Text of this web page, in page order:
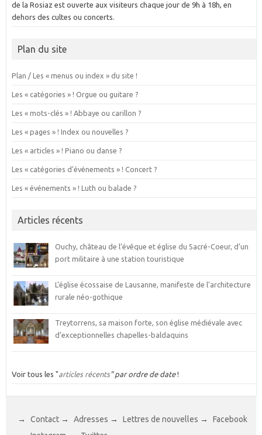
de la Rosiaz est ouverte aux visiteurs chaque jour de 9h à 18h, en
dehors des cultes ou concerts.
Plan du site
Plan / Les « menus ou index » du site !
Les « catégories » ! Orgue ou guitare ?
Les « mots-clés » ! Abbaye ou carillon ?
Les « pages » ! Index ou nouvelles ?
Les « articles » ! Piano ou danse ?
Les « catégories d’événements » ! Concert ?
Les « événements » ! Luth ou balade ?
Articles récents
Ouchy, château de l’évêque et église du Sacré-Coeur, d’un
port militaire à une station touristique
L’église écossaise de Lausanne, manifeste de l’architecture
rurale néo-gothique
Treytorrens, sa maison forte, son église médiévale avec
d’exceptionnelles chapelles-baldaquins
Voir tous les "articles récents" par ordre de date!
→ Contact → Adresses → Lettres de nouvelles →
Facebook